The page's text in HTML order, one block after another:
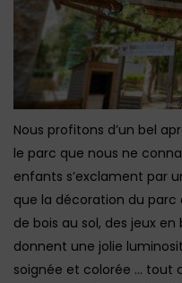
Nous profitons d’un bel
le parc que nous ne
enfants s’exclament par
que la décoration du parc
de bois au sol, des jeux
donnent une jolie
soignée et colorée … tout